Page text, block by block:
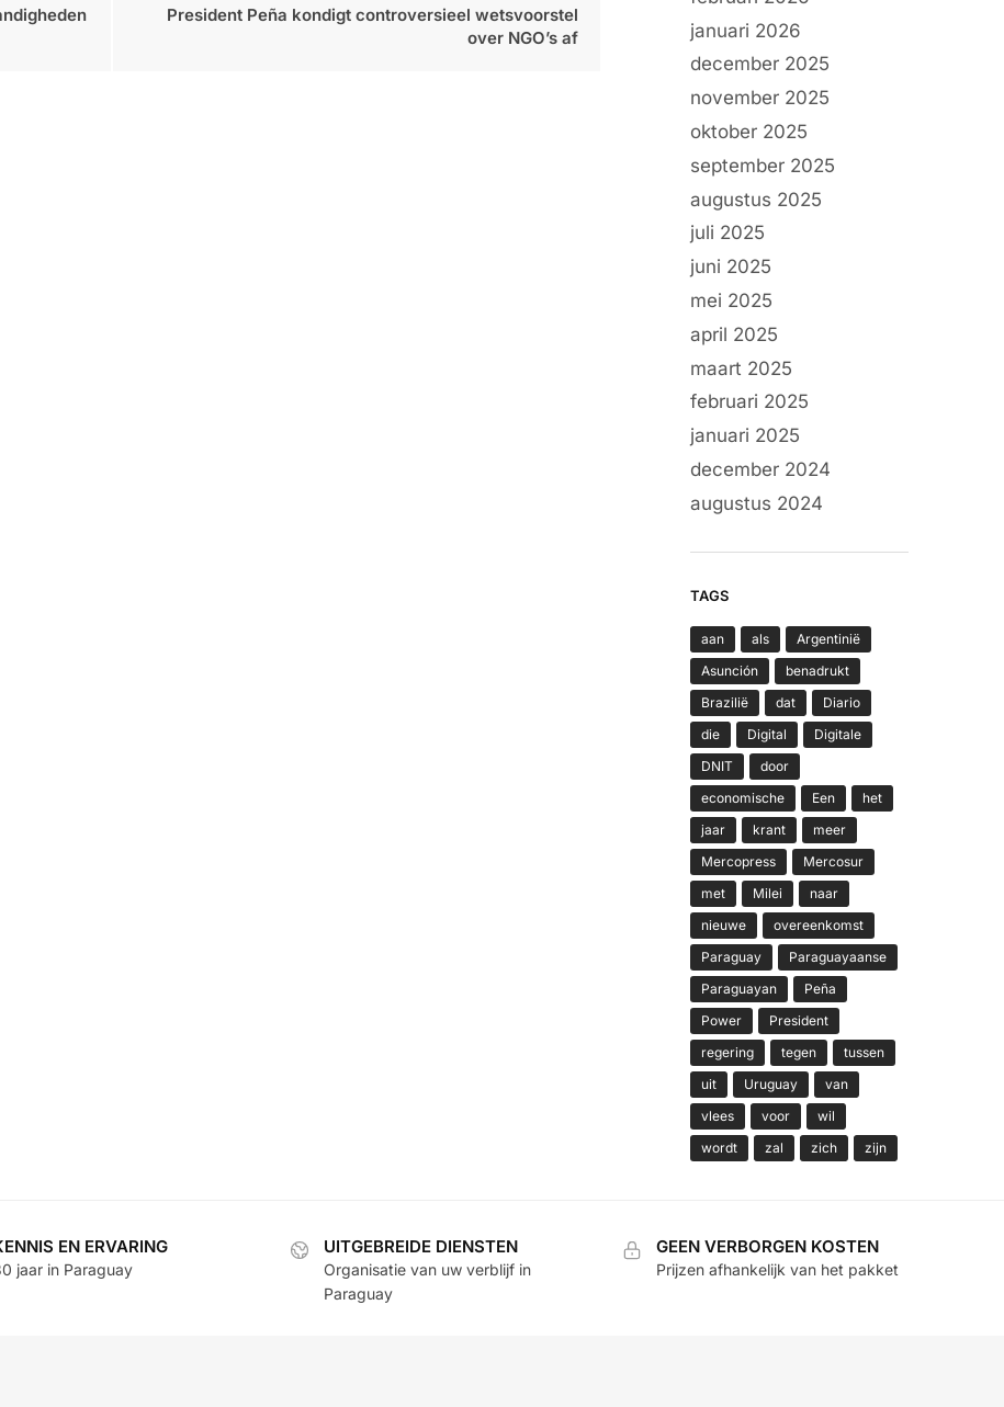
President Peña kondigt controversieel wetsvoorstel
over NGO’s af
januari 2026
december 2025
november 2025
oktober 2025
september 2025
augustus 2025
juli 2025
juni 2025
mei 2025
april 2025
maart 2025
februari 2025
januari 2025
december 2024
augustus 2024
TAGS
aan als
Argentinië
Asunción
benadrukt
Brazilië
dat
Diario
die
Digital
Digitale
DNIT
door
economische
Een
het
jaar
krant
meer
Mercopress
Mercosur
met
Milei
naar
nieuwe
overeenkomst
Paraguay
Paraguayaanse
Paraguayan
Peña
Power
President
regering
tegen
tussen
uit
Uruguay
van
vlees
voor
wil
wordt
zal zich zijn
EN ERVARING
jaar in Paraguay
UITGEBREIDE DIENSTEN
Organisatie van uw verblijf in
Paraguay
GEEN VERBORGEN KOSTEN
Prijzen afhankelijk van het pakket